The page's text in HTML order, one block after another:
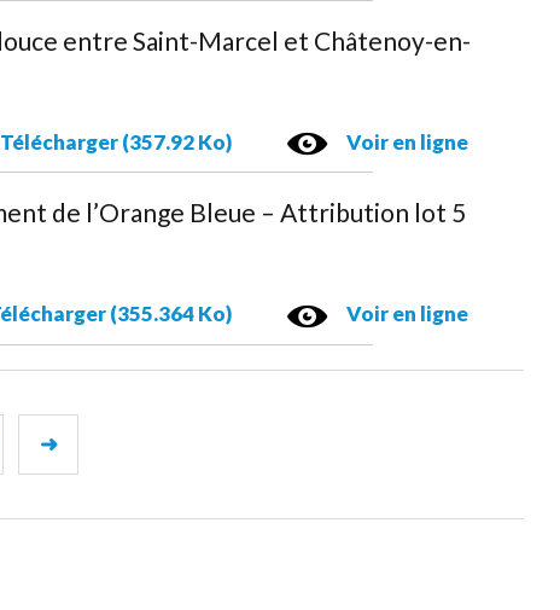
entre Saint-Marcel et Châtenoy-en-
Voir en ligne
Télécharger (357.92 Ko)
de l’Orange Bleue – Attribution lot 5
Voir en ligne
(355.364 Ko)
➜